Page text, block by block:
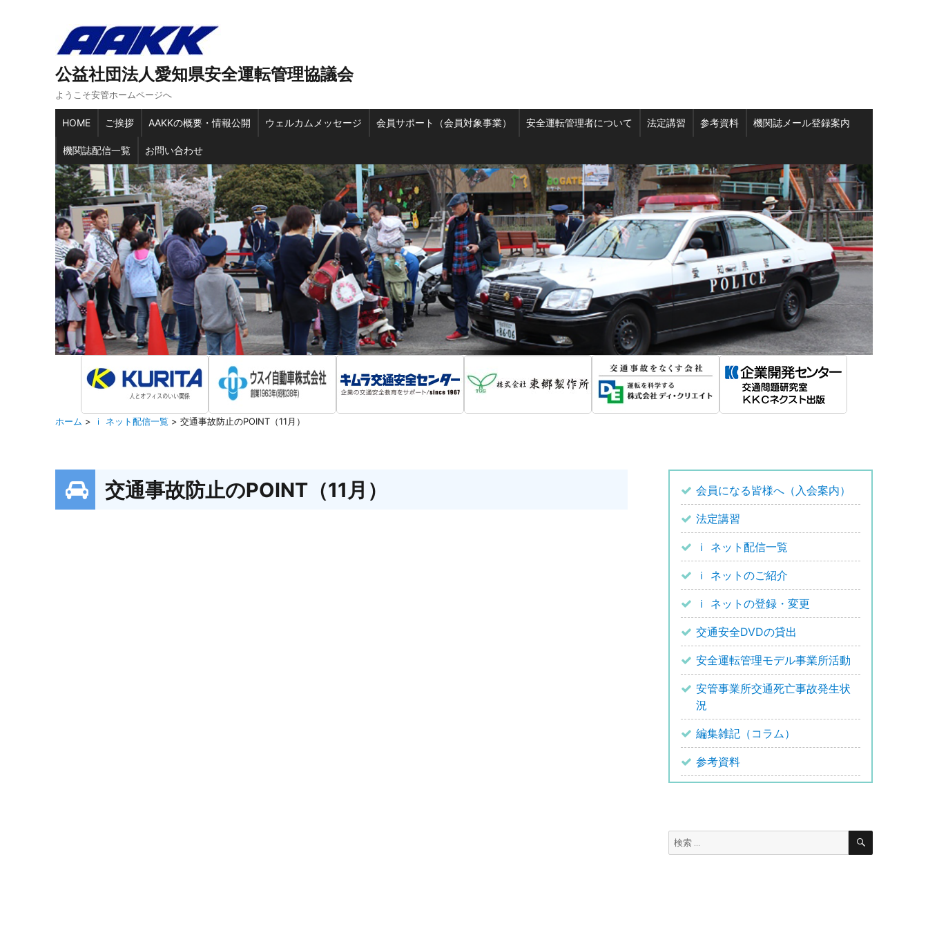
公益社団法人愛知県安全運転管理協議会
ようこそ安管ホームページへ
HOME ご挨拶 AAKKの概要・情報公開 ウェルカムメッセージ 会員サポート（会員対象事業） 安全運転管理者について 法定講習 参考資料 機関誌メール登録案内
機関誌配信一覧 お問い合わせ
ホーム > ｉ ネット配信一覧 >交通事故防止のPOINT（11月）
交通事故防止のPOINT（11月） 会員になる皆様へ（入会案内）
法定講習
ｉ ネット配信一覧
ｉ ネットのご紹介
ｉ ネットの登録・変更
交通安全DVDの貸出
安全運転管理モデル事業所活動
安管事業所交通死亡事故発生状
況
編集雑記（コラム）
参考資料
検
索:
検